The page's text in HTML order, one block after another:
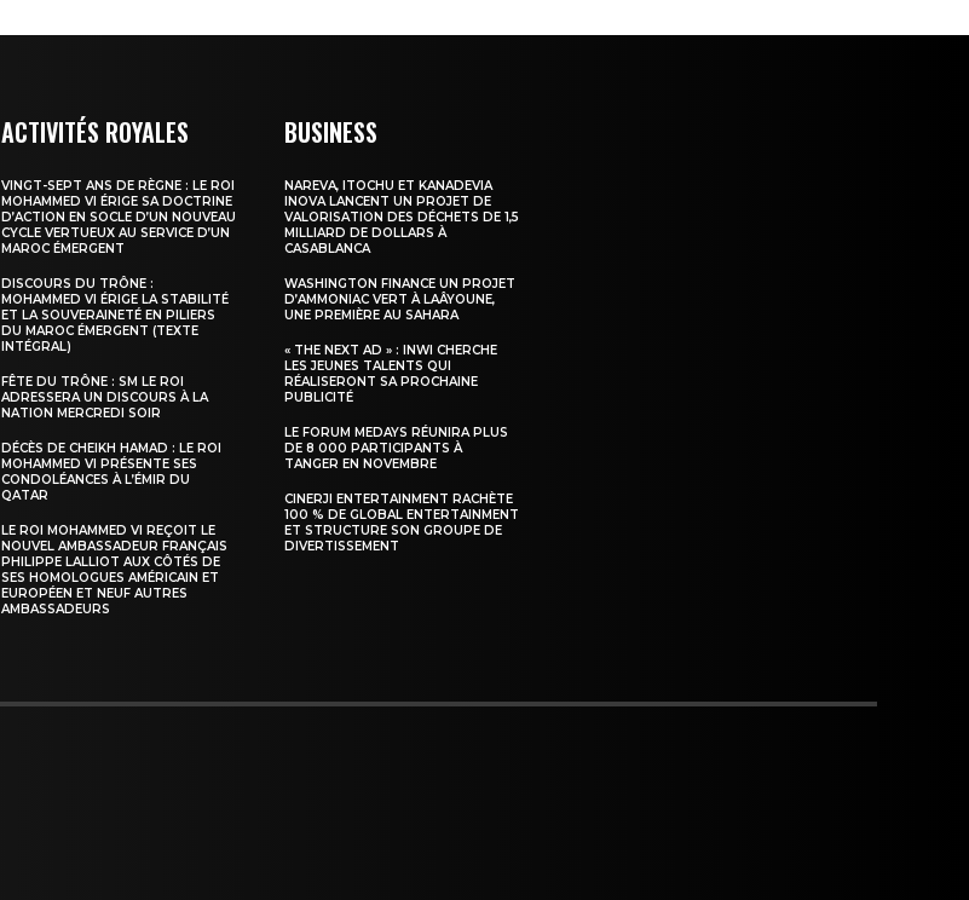
Insight Publications
À propos
Nous contacter
Formules d’abonnement
ACTIVITÉS ROYALES
VINGT-SEPT ANS DE RÈGNE : LE ROI
MOHAMMED VI ÉRIGE SA DOCTRINE
D’ACTION EN SOCLE D’UN NOUVEAU
CYCLE VERTUEUX AU SERVICE D’UN
MAROC ÉMERGENT
DISCOURS DU TRÔNE :
MOHAMMED VI ÉRIGE LA STABILITÉ
ET LA SOUVERAINETÉ EN PILIERS
DU MAROC ÉMERGENT (TEXTE
INTÉGRAL)
FÊTE DU TRÔNE : SM LE ROI
ADRESSERA UN DISCOURS À LA
NATION MERCREDI SOIR
DÉCÈS DE CHEIKH HAMAD : LE ROI
MOHAMMED VI PRÉSENTE SES
CONDOLÉANCES À L’ÉMIR DU
QATAR
LE ROI MOHAMMED VI REÇOIT LE
NOUVEL AMBASSADEUR FRANÇAIS
PHILIPPE LALLIOT AUX CÔTÉS DE
SES HOMOLOGUES AMÉRICAIN ET
EUROPÉEN ET NEUF AUTRES
AMBASSADEURS
BUSINESS
NAREVA, ITOCHU ET KANADEVIA
INOVA LANCENT UN PROJET DE
VALORISATION DES DÉCHETS DE 1,5
MILLIARD DE DOLLARS À
CASABLANCA
WASHINGTON FINANCE UN PROJET
D’AMMONIAC VERT À LAÂYOUNE,
UNE PREMIÈRE AU SAHARA
« THE NEXT AD » : INWI CHERCHE
LES JEUNES TALENTS QUI
RÉALISERONT SA PROCHAINE
PUBLICITÉ
LE FORUM MEDAYS RÉUNIRA PLUS
DE 8 000 PARTICIPANTS À
TANGER EN NOVEMBRE
CINERJI ENTERTAINMENT RACHÈTE
100 % DE GLOBAL ENTERTAINMENT
ET STRUCTURE SON GROUPE DE
DIVERTISSEMENT